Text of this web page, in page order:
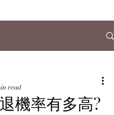
機率有多高?
read